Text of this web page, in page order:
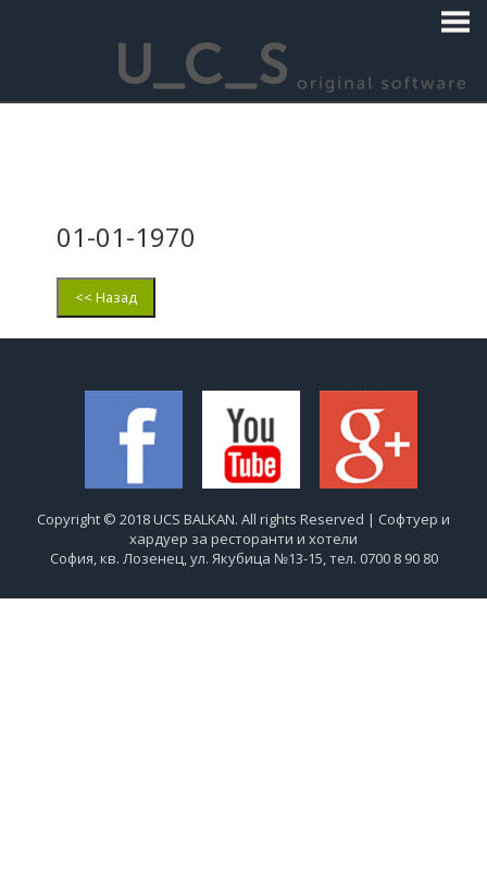
01-01-1970
<< Назад
Copyright © 2018 UCS BALKAN. All rights Reserved | Софтуер и
хардуер за ресторанти и хотели
София, кв. Лозенец, ул. Якубица №13-15, тел. 0700 8 90 80